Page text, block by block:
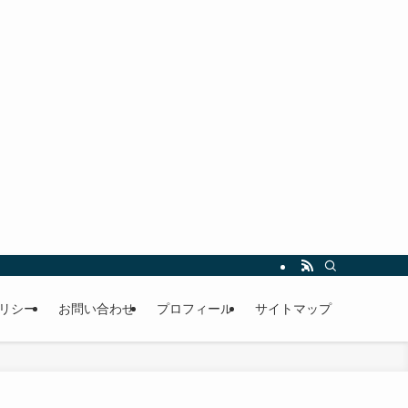
シー お問い合わせ プロフィール サイトマップ